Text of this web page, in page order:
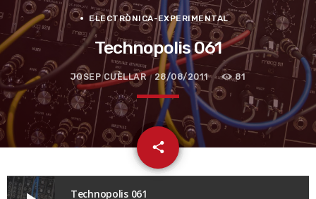
ELECTRÒNICA-EXPERIMENTAL
Technopolis 061
JOSEP CUÈLLAR 28/08/2011 81
share
email
Technopolis 061